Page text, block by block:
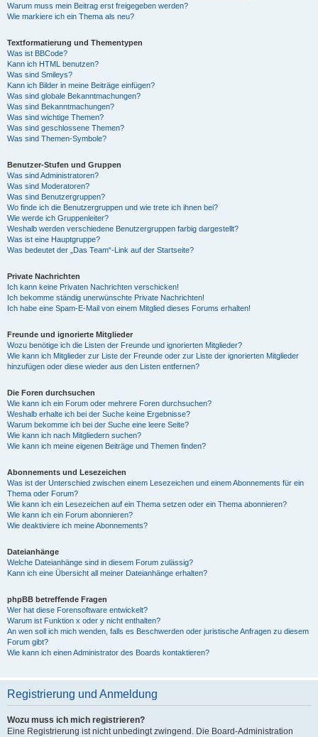
Warum muss mein Beitrag erst freigegeben werden?
Wie markiere ich ein Thema als neu?
Textformatierung und Thementypen
Was ist BBCode?
Kann ich HTML benutzen?
Was sind Smileys?
Kann ich Bilder in meine Beiträge einfügen?
Was sind globale Bekanntmachungen?
Was sind Bekanntmachungen?
Was sind wichtige Themen?
Was sind geschlossene Themen?
Was sind Themen-Symbole?
Benutzer-Stufen und Gruppen
Was sind Administratoren?
Was sind Moderatoren?
Was sind Benutzergruppen?
Wo finde ich die Benutzergruppen und wie trete ich ihnen bei?
Wie werde ich Gruppenleiter?
Weshalb werden verschiedene Benutzergruppen farbig dargestellt?
Was ist eine Hauptgruppe?
Was bedeutet der „Das Team“-Link auf der Startseite?
Private Nachrichten
Ich kann keine Privaten Nachrichten verschicken!
Ich bekomme ständig unerwünschte Private Nachrichten!
Ich habe eine Spam-E-Mail von einem Mitglied dieses Forums erhalten!
Freunde und ignorierte Mitglieder
Wozu benötige ich die Listen der Freunde und ignorierten Mitglieder?
Wie kann ich Mitglieder zur Liste der Freunde oder zur Liste der ignorierten Mitglieder
hinzufügen oder diese wieder aus den Listen entfernen?
Die Foren durchsuchen
Wie kann ich ein Forum oder mehrere Foren durchsuchen?
Weshalb erhalte ich bei der Suche keine Ergebnisse?
Warum bekomme ich bei der Suche eine leere Seite?
Wie kann ich nach Mitgliedern suchen?
Wie kann ich meine eigenen Beiträge und Themen finden?
Abonnements und Lesezeichen
Was ist der Unterschied zwischen einem Lesezeichen und einem Abonnements für ein
Thema oder Forum?
Wie kann ich ein Lesezeichen auf ein Thema setzen oder ein Thema abonnieren?
Wie kann ich ein Forum abonnieren?
Wie deaktiviere ich meine Abonnements?
Dateianhänge
Welche Dateianhänge sind in diesem Forum zulässig?
Kann ich eine Übersicht all meiner Dateianhänge erhalten?
phpBB betreffende Fragen
Wer hat diese Forensoftware entwickelt?
Warum ist Funktion x oder y nicht enthalten?
An wen soll ich mich wenden, falls es Beschwerden oder juristische Anfragen zu diesem
Forum gibt?
Wie kann ich einen Administrator des Boards kontaktieren?
Registrierung und Anmeldung
Wozu muss ich mich registrieren?
Eine Registrierung ist nicht unbedingt zwingend. Die Board-Administration